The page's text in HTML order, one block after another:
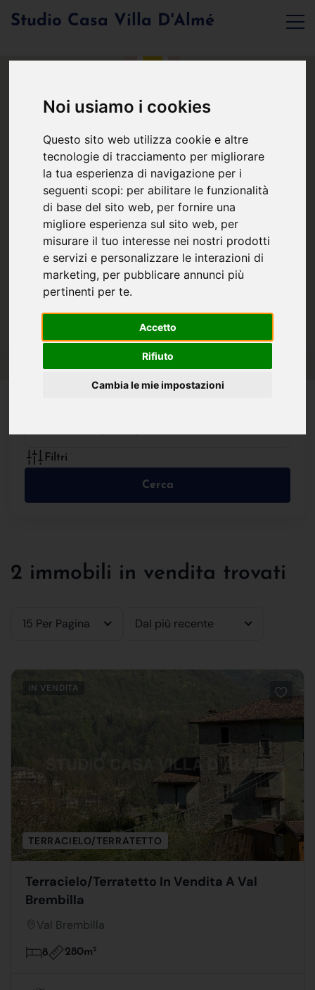
Noi usiamo i cookies
Questo sito web utilizza cookie e altre
tecnologie di tracciamento per migliorare
la tua esperienza di navigazione per i
seguenti scopi: per abilitare le funzionalità
di base del sito web, per fornire una
migliore esperienza sul sito web, per
misurare il tuo interesse nei nostri prodotti
e servizi e personalizzare le interazioni di
marketing, per pubblicare annunci più
pertinenti per te.
Accetto
Rifiuto
Cambia le mie impostazioni
Studio Casa Villa D'Almé
Tutte le Tipologie
Filtri
Cerca
2 immobili in vendita trovati
15 Per Pagina Dal più recente
IN VENDITA
TERRACIELO/TERRATETTO
Terracielo/Terratetto In Vendita A Val
Brembilla
Val Brembilla
8 280m2